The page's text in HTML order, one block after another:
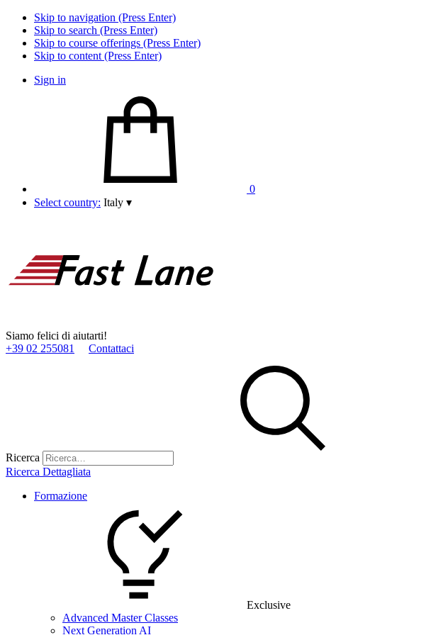
Skip to navigation (Press Enter)
Skip to search (Press Enter)
Skip to course offerings (Press Enter)
Skip to content (Press Enter)
Sign in
0
Select country: Italy ▾
Siamo felici di aiutarti!
+39 02 255081
Contattaci
Ricerca
Ricerca Dettagliata
Formazione
Exclusive
Advanced Master Classes
Next Generation AI